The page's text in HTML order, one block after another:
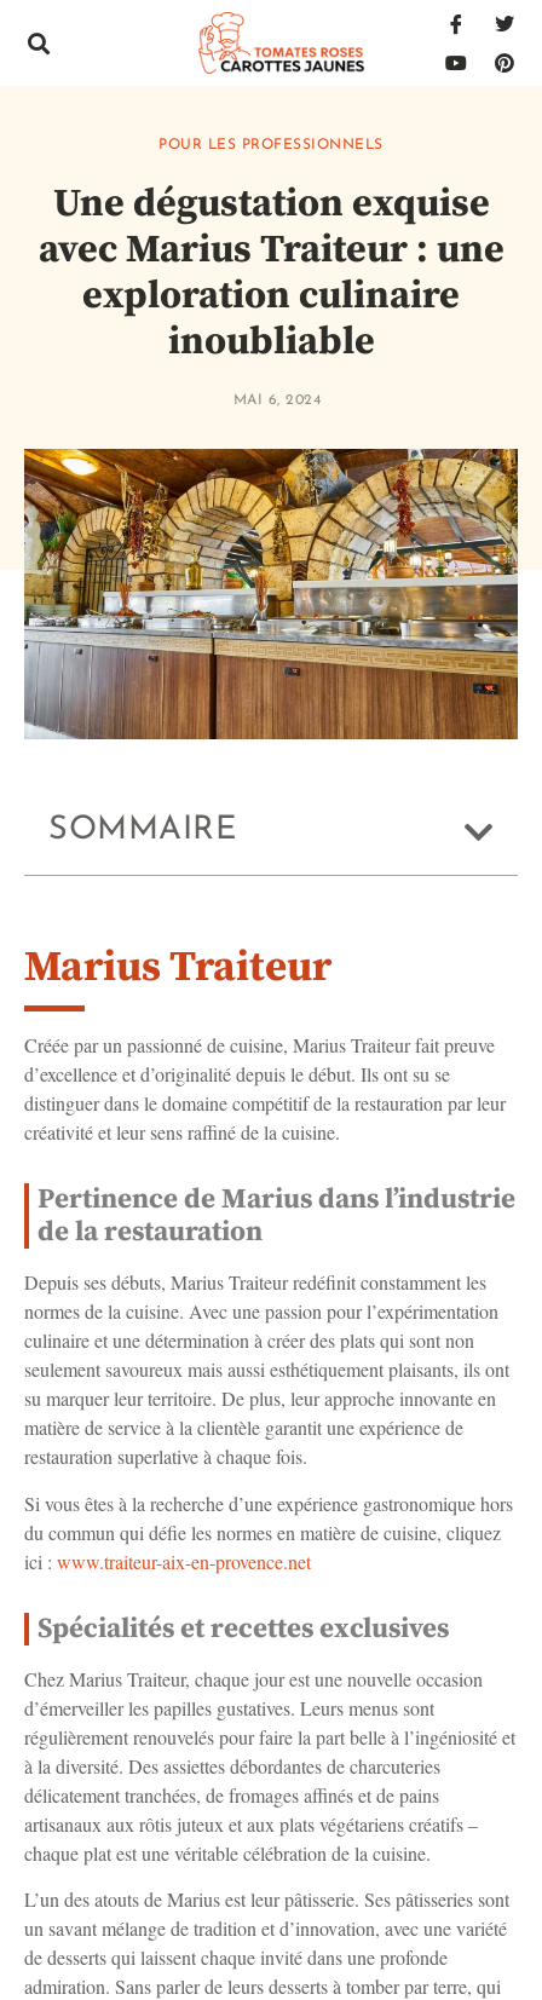
POUR LES PROFESSIONNELS
Une dégustation exquise
avec Marius Traiteur : une
exploration culinaire
inoubliable
MAI 6, 2024
SOMMAIRE
Marius Traiteur
Créée par un passionné de cuisine, Marius Traiteur fait preuve
d’excellence et d’originalité depuis le début. Ils ont su se
distinguer dans le domaine compétitif de la restauration par leur
créativité et leur sens raffiné de la cuisine.
Pertinence de Marius dans l’industrie
de la restauration
Depuis ses débuts, Marius Traiteur redéfinit constamment les
normes de la cuisine. Avec une passion pour l’expérimentation
culinaire et une détermination à créer des plats qui sont non
seulement savoureux mais aussi esthétiquement plaisants, ils ont
su marquer leur territoire. De plus, leur approche innovante en
matière de service à la clientèle garantit une expérience de
restauration superlative à chaque fois.
Si vous êtes à la recherche d’une expérience gastronomique hors
du commun qui défie les normes en matière de cuisine, cliquez
ici : www.traiteur-aix-en-provence.net
Spécialités et recettes exclusives
Chez Marius Traiteur, chaque jour est une nouvelle occasion
d’émerveiller les papilles gustatives. Leurs menus sont
régulièrement renouvelés pour faire la part belle à l’ingéniosité et
à la diversité. Des assiettes débordantes de charcuteries
délicatement tranchées, de fromages affinés et de pains
artisanaux aux rôtis juteux et aux plats végétariens créatifs –
chaque plat est une véritable célébration de la cuisine.
L’un des atouts de Marius est leur pâtisserie. Ses pâtisseries sont
un savant mélange de tradition et d’innovation, avec une variété
de desserts qui laissent chaque invité dans une profonde
admiration. Sans parler de leurs desserts à tomber par terre, qui